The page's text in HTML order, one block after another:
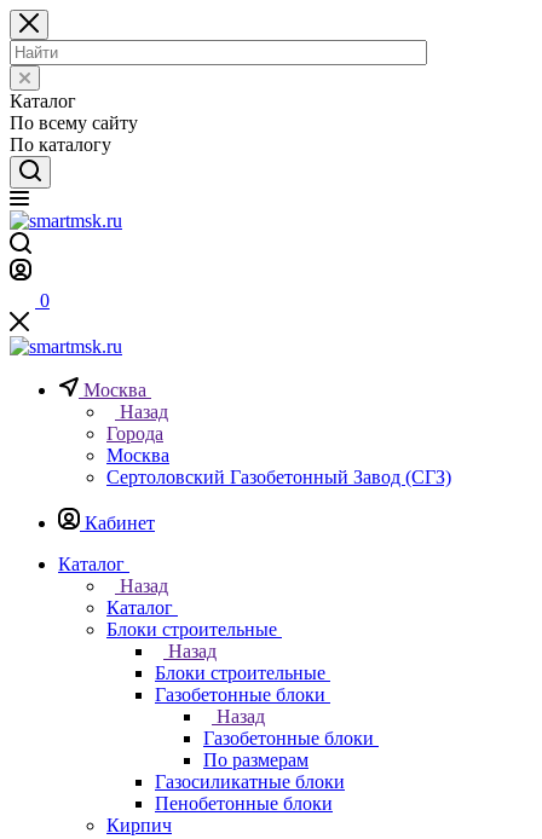
Каталог
По всему сайту
По каталогу
0
Москва
Назад
Города
Москва
Сертоловский Газобетонный Завод (СГЗ)
Кабинет
Каталог
Назад
Каталог
Блоки строительные
Назад
Блоки строительные
Газобетонные блоки
Назад
Газобетонные блоки
По размерам
Газосиликатные блоки
Пенобетонные блоки
Кирпич